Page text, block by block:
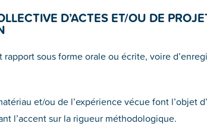
D’ACTES ET/OU DE
rapport sous forme orale ou écrite, voire
et/ou de l’expérience vécue font l’objet
l’accent sur la rigueur méthodologique.